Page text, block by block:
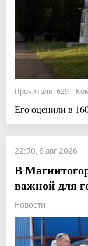
Прочитали: 629
Его оценили в
22:50, 6 авг 2026
В
важной для
Новости